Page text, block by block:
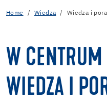
Home Wiedza Wiedza i
W
WIEDZA I